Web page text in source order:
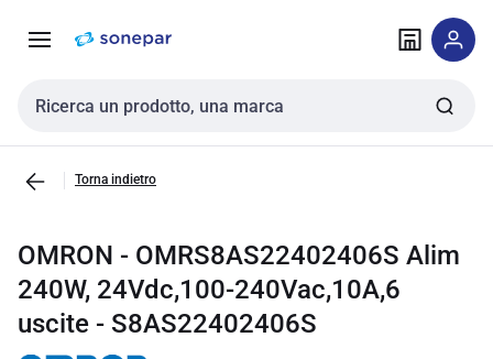
navigazione alla
Cerca input
Torna indietro
OMRON - OMRS8AS22402406S Alim
240W, 24Vdc,100-240Vac,10A,6
uscite - S8AS22402406S